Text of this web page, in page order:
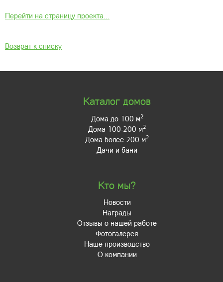
Перейти на страницу проекта...
Возврат к списку
Каталог домов
Дома до 100 м2
Дома 100-200 м2
Дома более 200 м2
Дачи и бани
Кто мы?
Новости
Награды
Отзывы о нашей работе
Фотогалерея
Наше производство
О компании